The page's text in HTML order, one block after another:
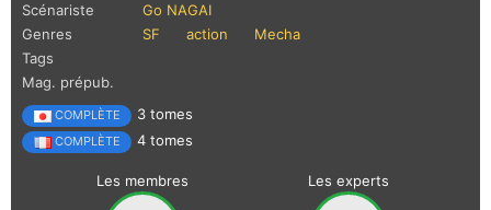
Scénariste
Go NAGAI
Genres
SF action
Mecha
Tags
Mag. prépub.
COMPLÈTE 3 tomes
COMPLÈTE 4 tomes
Les membres Les experts